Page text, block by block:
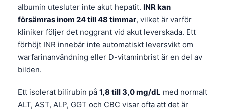
albumin utesluter inte akut hepatit. INR kan
försämras inom 24 till 48 timmar, vilket är varför
kliniker följer det noggrant vid akut leverskada. Ett
förhöjt INR innebär inte automatiskt leversvikt om
warfarinanvändning eller D-vitaminbrist är en del av
bilden.
Ett isolerat bilirubin på 1,8 till 3,0 mg/dL med normalt
ALT, AST, ALP, GGT och CBC visar ofta att det är